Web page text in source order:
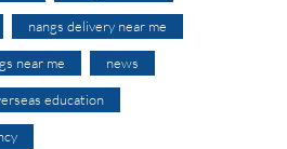
nangs delivery near me
near me news
education